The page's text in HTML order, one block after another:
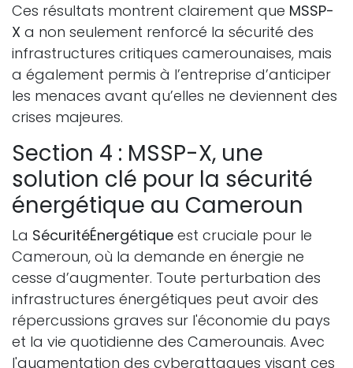
Ces résultats montrent clairement que MSSP-
X a non seulement renforcé la sécurité des
infrastructures critiques camerounaises, mais
a également permis à l’entreprise d’anticiper
les menaces avant qu’elles ne deviennent des
crises majeures.
Section 4 : MSSP-X, une
solution clé pour la sécurité
énergétique au Cameroun
La SécuritéÉnergétique est cruciale pour le
Cameroun, où la demande en énergie ne
cesse d’augmenter. Toute perturbation des
infrastructures énergétiques peut avoir des
répercussions graves sur l'économie du pays
et la vie quotidienne des Camerounais. Avec
l'augmentation des cyberattaques visant ces